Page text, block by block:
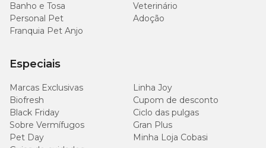
Banho e Tosa
Veterinário
Personal Pet
Adoção
Franquia Pet Anjo
Especiais
Marcas Exclusivas
Linha Joy
Biofresh
Cupom de desconto
Black Friday
Ciclo das pulgas
Sobre Vermífugos
Gran Plus
Pet Day
Minha Loja Cobasi